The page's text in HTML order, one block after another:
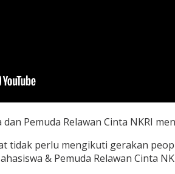
dan Pemuda Relawan Cinta NKRI
tidak perlu mengikuti gerakan
& Pemuda Relawan Cinta